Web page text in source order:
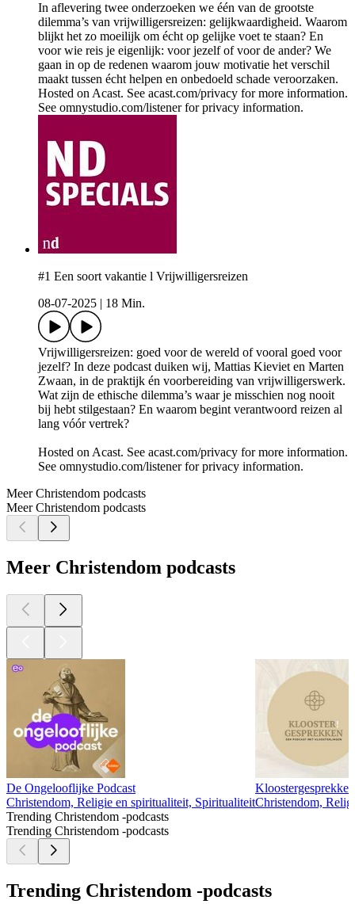
In aflevering twee onderzoeken we één van de grootste
dilemma’s van vrijwilligersreizen: gelijkwaardigheid. Waarom
blijkt het zo moeilijk om écht op gelijke voet te staan? En
voor wie reis je eigenlijk: voor jezelf of voor de ander? We
gaan in op de redenen waarom jouw motivatie het verschil
maakt tussen écht helpen en onbedoeld schade veroorzaken.
Hosted on Acast. See acast.com/privacy for more information.
See omnystudio.com/listener for privacy information.
#1 Een soort vakantie l Vrijwilligersreizen
08-07-2025
18 Min.
Vrijwilligersreizen: goed voor de wereld of vooral goed voor
jezelf? In deze podcast duiken wij, Mattias Kieviet en Marten
Zwaan, in de praktijk én voorbereiding van vrijwilligerswerk.
Wat zijn de ethische dilemma’s waar je misschien nog nooit
bij hebt stilgestaan? En waarom begint verantwoord reizen al
lang vóór vertrek?
Hosted on Acast. See acast.com/privacy for more information.
See omnystudio.com/listener for privacy information.
Meer Christendom podcasts
Meer Christendom podcasts
Meer Christendom podcasts
De Ongelooflijke Podcast
Christendom, Religie en spiritualiteit, Spiritualiteit
Kloostergesprekken
Christendom,
Trending Christendom -podcasts
Trending Christendom -podcasts
Trending Christendom -podcasts